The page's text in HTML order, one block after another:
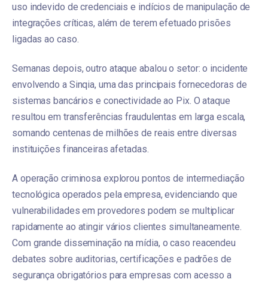
uso indevido de credenciais e indícios de manipulação de
integrações críticas, além de terem efetuado prisões
ligadas ao caso.
Semanas depois, outro ataque abalou o setor: o incidente
envolvendo a Sinqia, uma das principais fornecedoras de
sistemas bancários e conectividade ao Pix. O ataque
resultou em transferências fraudulentas em larga escala,
somando centenas de milhões de reais entre diversas
instituições financeiras afetadas.
A operação criminosa explorou pontos de intermediação
tecnológica operados pela empresa, evidenciando que
vulnerabilidades em provedores podem se multiplicar
rapidamente ao atingir vários clientes simultaneamente.
Com grande disseminação na mídia, o caso reacendeu
debates sobre auditorias, certificações e padrões de
segurança obrigatórios para empresas com acesso a